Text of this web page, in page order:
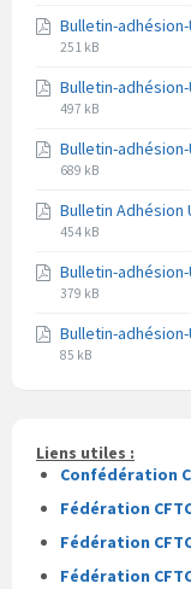
fichier
pdf
fichier
Bulletin-adhésion-
Extension
fichier
pdf
Taille
fichier
251 kB
Bulletin-adhésion-
Extension
fichier
pdf
Taille
fichier
497 kB
Bulletin-adhésion-
Extension
fichier
pdf
Taille
fichier
689 kB
Bulletin Adhésion
Extension
fichier
pdf
Taille
fichier
454 kB
Bulletin-adhésion-
Extension
fichier
pdf
Taille
fichier
379 kB
Bulletin-adhésion-
Extension
fichier
Taille
fichier
85 kB
Liens utiles :
Confédération
Fédération
Fédération
Fédération